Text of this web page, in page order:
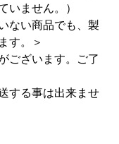
いません。）
ない商品でも、製
す。＞
ございます。ご了
する事は出来ませ